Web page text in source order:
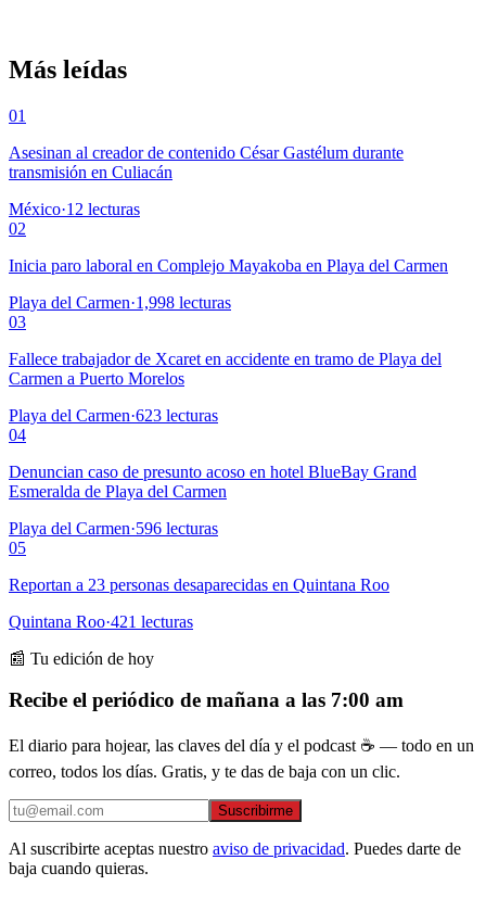
Más leídas
01
Asesinan al creador de contenido César Gastélum durante
transmisión en Culiacán
México·12 lecturas
02
Inicia paro laboral en Complejo Mayakoba en Playa del Carmen
Playa del Carmen·1,998 lecturas
03
Fallece trabajador de Xcaret en accidente en tramo de Playa del
Carmen a Puerto Morelos
Playa del Carmen·623 lecturas
04
Denuncian caso de presunto acoso en hotel BlueBay Grand
Esmeralda de Playa del Carmen
Playa del Carmen·596 lecturas
05
Reportan a 23 personas desaparecidas en Quintana Roo
Quintana Roo·421 lecturas
📰 Tu edición de hoy
Recibe el periódico de mañana a las 7:00 am
El diario para hojear, las claves del día y el podcast ☕ — todo en un
correo, todos los días. Gratis, y te das de baja con un clic.
Suscribirme
Al suscribirte aceptas nuestro aviso de privacidad. Puedes darte de
baja cuando quieras.